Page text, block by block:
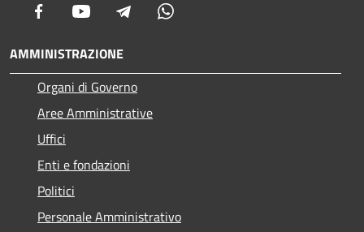
Facebook Youtube Telegram
AMMINISTRAZIONE
Organi di Governo
Aree Amministrative
Uffici
Enti e fondazioni
Politici
Personale Amministrativo